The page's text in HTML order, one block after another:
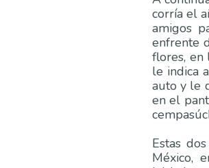
corría el
amigos
enfrente
flores, en
le indica
auto y le
en el
Estas
México,